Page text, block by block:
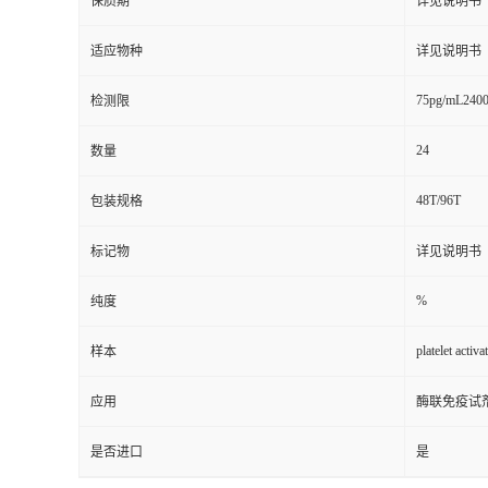
适应物种 详见说明书
检测限 75pg/
数量 24
包装规格 48T/96T
标记物 详见说明书
纯度 %
样本 platelet
应用 酶联免疫试
是否进口 是